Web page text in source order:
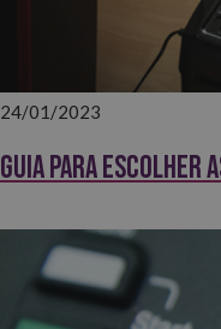
24/01/2023
Guia para